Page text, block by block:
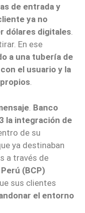
de entrada y
ya no
dólares digitales.
En ese
a una tubería de
el usuario y la
.
Banco
la integración de
de su
ya destinaban
a través de
(BCP)
sus clientes
el entorno